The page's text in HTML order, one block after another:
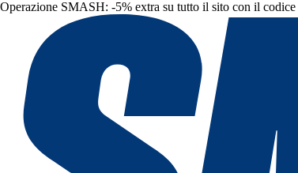
Operazione SMASH: -5% extra su tutto il sito con il codice